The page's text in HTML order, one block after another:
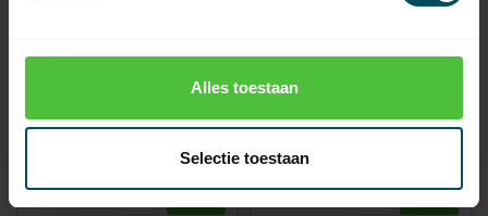
Alles toestaan
Selectie toestaan
oplader compleet met
Lumen S-RX
losse Solar accu
Op voorraad